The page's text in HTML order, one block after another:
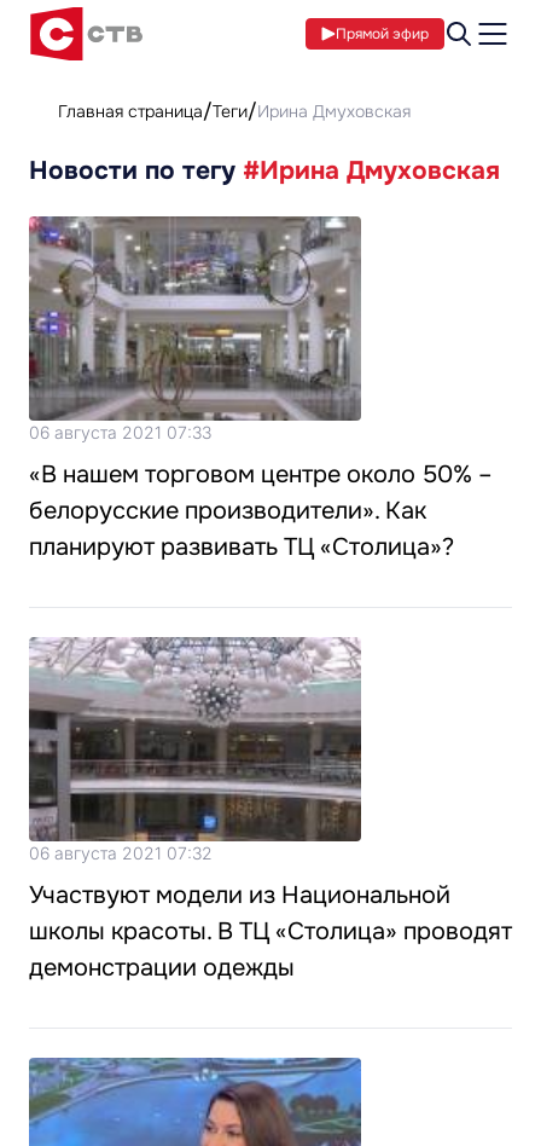
Прямой эфир
Главная страница Теги Ирина Дмуховская
Новости по тегу #Ирина Дмуховская
06 августа 2021 07:33
«В нашем торговом центре около 50% –
белорусские производители». Как
планируют развивать ТЦ «Столица»?
06 августа 2021 07:32
Участвуют модели из Национальной
школы красоты. В ТЦ «Столица» проводят
демонстрации одежды